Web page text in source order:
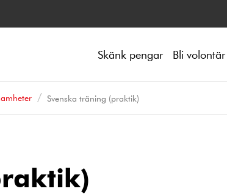
Skänk pengar Bli volontär
Svenska träning (praktik)